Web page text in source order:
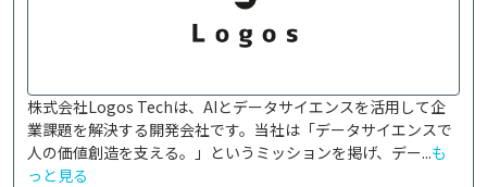
株式会社Logos Techは、AIとデータサイエンスを活用して企
業課題を解決する開発会社です。当社は「データサイエンスで
人の価値創造を支える。」というミッションを掲げ、デー...も
っと見る